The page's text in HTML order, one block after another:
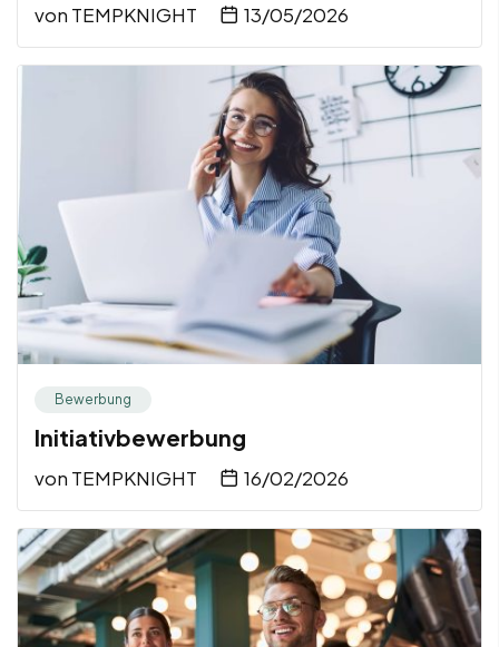
von TEMPKNIGHT 13/05/2026
Bewerbung
Initiativbewerbung
von TEMPKNIGHT 16/02/2026